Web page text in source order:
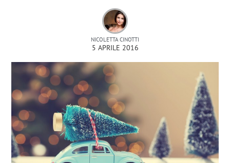
NICOLETTA CINOTTI
5 APRILE 2016